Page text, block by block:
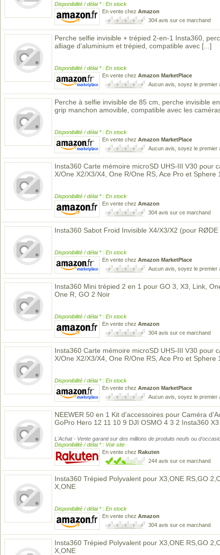
Disponibilité / délai * : En stock
En vente chez Amazon
304 avis sur ce marchand
Perche selfie invisible + trépied 2-en-1 Insta360,
alliage d’aluminium et trépied, compatible avec [...]
Disponibilité / délai * : En stock
En vente chez Amazon MarketPlace
Aucun avis, soyez le premier
Perche à selfie invisible de 85 cm, perche invisible
grip manchon amovible, compatible avec les
Disponibilité / délai * : En stock
En vente chez Amazon MarketPlace
Aucun avis, soyez le premier
Insta360 Carte mémoire microSD UHS-III V30 pour
X/One X2/X3/X4, One R/One RS, Ace Pro et Sphere
Disponibilité / délai * : En stock
En vente chez Amazon
304 avis sur ce marchand
Insta360 Sabot Froid Invisible X4/X3/X2 (pour RØDE
Disponibilité / délai * : En stock
En vente chez Amazon MarketPlace
Aucun avis, soyez le premier
Insta360 Mini trépied 2 en 1 pour GO 3, X3, Link,
One R, GO 2 Noir
Disponibilité / délai * : En stock
En vente chez Amazon
304 avis sur ce marchand
Insta360 Carte mémoire microSD UHS-III V30 pour
X/One X2/X3/X4, One R/One RS, Ace Pro et Sphere
Disponibilité / délai * : En stock
En vente chez Amazon MarketPlace
Aucun avis, soyez le premier
NEEWER 50 en 1 Kit d'accessoires pour Caméra
GoPro Hero 12 11 10 9 DJI OSMO 4 3 2 Insta360
L'Achat - Vente garanti sur des millions de produits neufs ou
Disponibilité / délai * : Voir site
En vente chez Rakuten
244 avis sur ce marchand
Insta360 Trépied Polyvalent pour X3,ONE RS,GO
X,ONE
Disponibilité / délai * : En stock
En vente chez Amazon
304 avis sur ce marchand
Insta360 Trépied Polyvalent pour X3,ONE RS,GO
X,ONE